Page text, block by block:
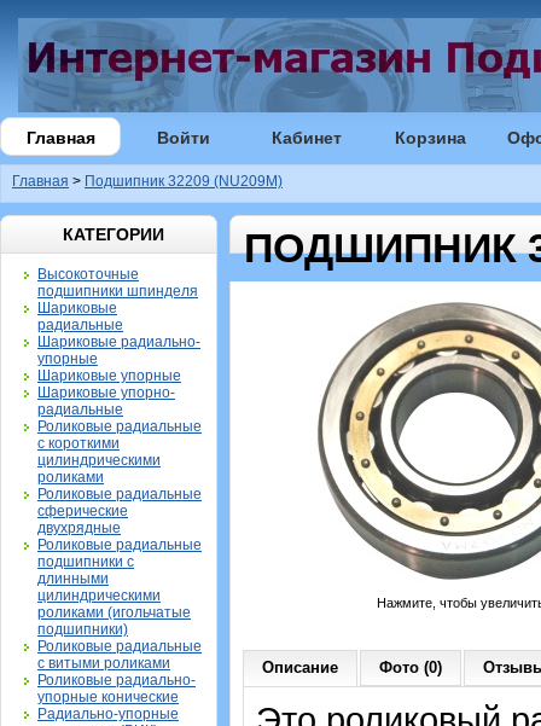
Главная Войти Кабинет Корзина
Главная > Подшипник 32209 (NU209M)
КАТЕГОРИИ
Высокоточные
подшипники шпинделя
Шариковые
радиальные
Шариковые радиально-
упорные
Шариковые упорные
Шариковые упорно-
радиальные
Роликовые радиальные
с короткими
цилиндрическими
роликами
Роликовые радиальные
сферические
двухрядные
Роликовые радиальные
подшипники с
длинными
цилиндрическими
роликами (игольчатые
подшипники)
Роликовые радиальные
с витыми роликами
Роликовые радиально-
упорные конические
Радиально-упорные
ПОДШИПНИК
Нажмите, чтобы
Описание Фото (0)